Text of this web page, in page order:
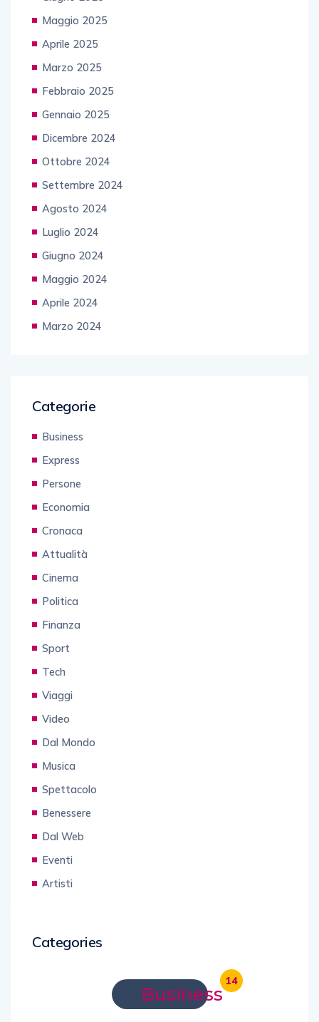
Maggio 2025
Aprile 2025
Marzo 2025
Febbraio 2025
Gennaio 2025
Dicembre 2024
Ottobre 2024
Settembre 2024
Agosto 2024
Luglio 2024
Giugno 2024
Maggio 2024
Aprile 2024
Marzo 2024
Categorie
Business
Express
Persone
Economia
Cronaca
Attualità
Cinema
Politica
Finanza
Sport
Tech
Viaggi
Video
Dal Mondo
Musica
Spettacolo
Benessere
Dal Web
Eventi
Artisti
Categories
Business
14